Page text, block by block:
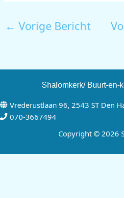
← Vorige Bericht
Shalomkerk/ Buurt-en-
Vrederustlaan 96, 2543 ST Den
070-3667494
Copyright © 2026